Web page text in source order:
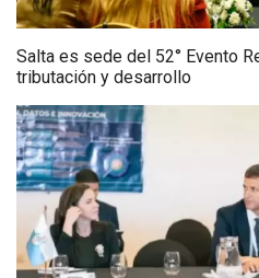
Salta es sede del 52° Evento
tributación y desarrollo